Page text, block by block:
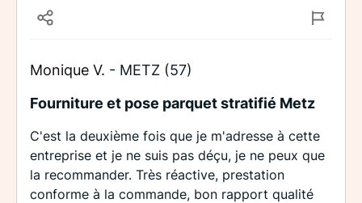
Monique V. - METZ (57)
Fourniture et pose parquet stratifié Metz
C'est la deuxième fois que je m'adresse à cette
entreprise et je ne suis pas déçu, je ne peux que
la recommander. Très réactive, prestation
conforme à la commande, bon rapport qualité